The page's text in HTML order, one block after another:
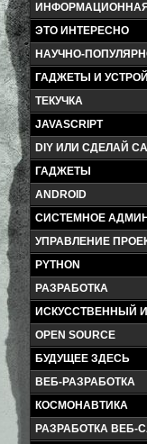
ЭТО ИНТЕРЕСНО
НАУЧНО-
ГАДЖЕТЫ И
ТЕКУЧКА
JAVASCRIPT
DIY ИЛИ СДЕЛАЙ
ГАДЖЕТЫ
ANDROID
СИСТЕМНОЕ
УПРАВЛЕНИЕ
PYTHON
РАЗРАБОТКА
ИСКУССТВЕННЫЙ
OPEN SOURCE
БУДУЩЕЕ ЗДЕСЬ
ВЕБ-РАЗРАБОТКА
КОСМОНАВТИКА
РАЗРАБОТКА ВЕБ-